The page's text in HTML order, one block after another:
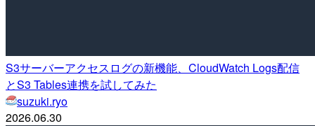
S3サーバーアクセスログの新機能、CloudWatch Logs配信
とS3 Tables連携を試してみた
suzuki.ryo
2026.06.30